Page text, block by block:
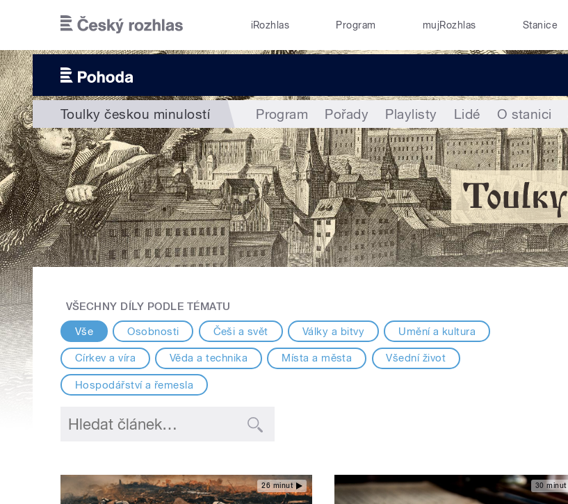
iRozhlas Program mujRozhlas Stanice
Toulky českou minulostí Program Pořady Playlisty Lidé O stanici
VŠECHNY DÍLY PODLE TÉMATU
Vše
Osobnosti Češi a svět Války a bitvy Umění a kultura
Církev a víra Věda a technika Místa a města Všední život
Hospodářství a řemesla
26 minut 30 minut